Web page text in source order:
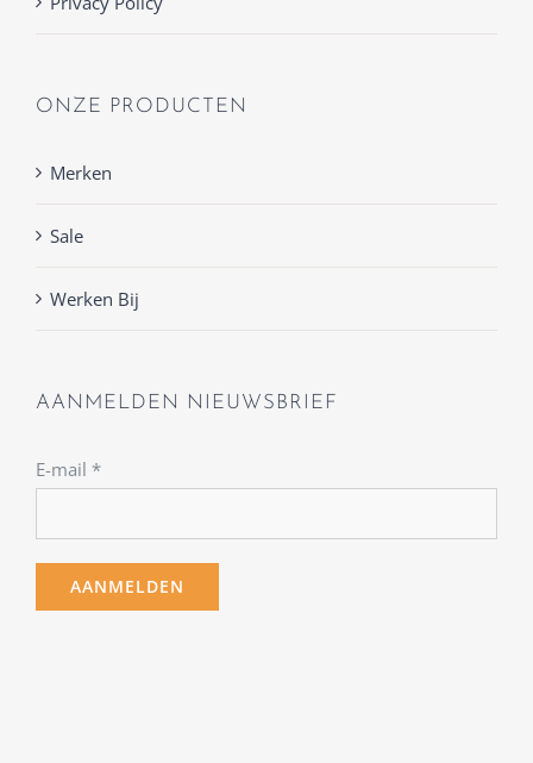
ONZE PRODUCTEN
Merken
Sale
Werken Bij
AANMELDEN NIEUWSBRIEF
E-mail *